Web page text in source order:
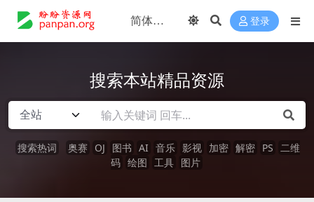
登录
搜索本站精品资源
搜索热词 奥赛 OJ 图书 AI 音乐 影视 加密 解密 PS 二维
码 绘图 工具 图片